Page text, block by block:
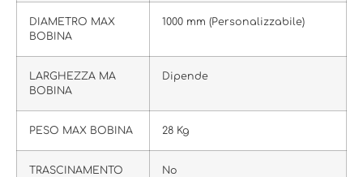
DIAMETRO MAX
BOBINA
1000 mm (Personalizzabile)
LARGHEZZA MA
BOBINA
Dipende
PESO MAX BOBINA 28 Kg
TRASCINAMENTO No